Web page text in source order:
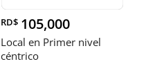
RD$ 105,000
Local en Primer nivel
céntrico